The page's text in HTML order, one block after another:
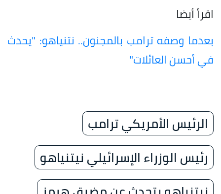
اقرأ أيضا
بعدما وصفه ترامب بالمجنون.. نتنياهو: "يحدث
في أحسن العائلات"
الرئيس الأمريكي ترامب
رئيس الوزراء الإسرائيلي نيتنياهو